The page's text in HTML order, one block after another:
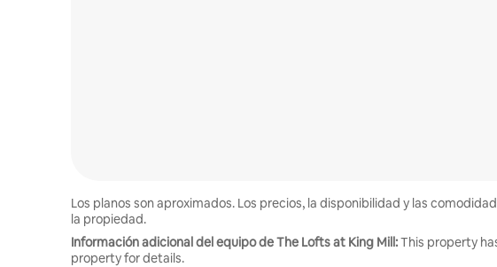
Los planos son aproximados. Los precios, la disponibilidad y las
la propiedad.
Información adicional del equipo de The Lofts at King Mill:This property
property for details.